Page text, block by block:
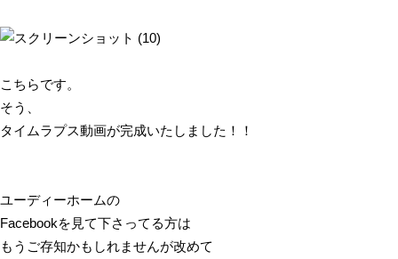
こちらです。
そう、
タイムラプス動画が完成いたしました！！
ユーディーホームの
Facebookを見て下さってる方は
もうご存知かもしれませんが改めて